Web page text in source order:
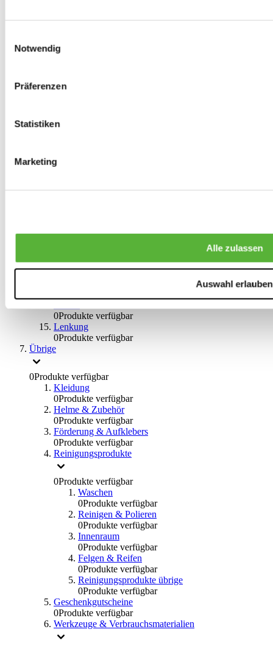
Notwendig
Präferenzen
Statistiken
Marketing
Alle zulassen
Auswahl erlauben
Bremsen
Handbremsen
0Produkte verfügbar
0Produkte verfügbar
Lenkung
0Produkte verfügbar
Übrige
0Produkte verfügbar
Kleidung
0Produkte verfügbar
Helme & Zubehör
0Produkte verfügbar
Förderung & Aufklebers
0Produkte verfügbar
Reinigungsprodukte
0Produkte verfügbar
Waschen
0Produkte verfügbar
Reinigen & Polieren
0Produkte verfügbar
Innenraum
0Produkte verfügbar
Felgen & Reifen
0Produkte verfügbar
Reinigungsprodukte übrige
0Produkte verfügbar
Geschenkgutscheine
0Produkte verfügbar
Werkzeuge & Verbrauchsmaterialien